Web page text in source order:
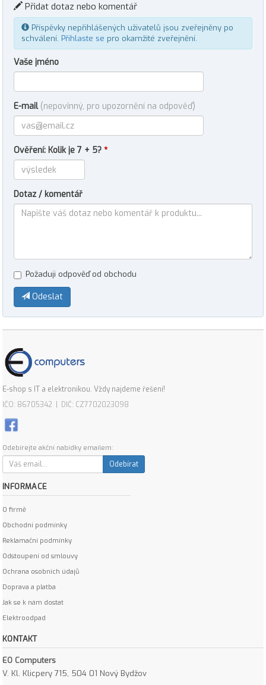
Přidat dotaz nebo komentář
Příspěvky nepřihlášených uživatelů jsou zveřejněny po
schválení. Přihlaste se pro okamžité zveřejnění.
Vaše jméno
E-mail (nepovinný, pro upozornění na odpověď)
Ověření: Kolik je 7 + 5? *
Dotaz / komentář
Požaduji odpověď od obchodu
Odeslat
E-shop s IT a elektronikou. Vždy najdeme řešení!
IČO: 86705342 | DIČ: CZ7702023098
Odebírejte akční nabídky emailem:
Odebírat
INFORMACE
O firmě
Obchodní podmínky
Reklamační podmínky
Odstoupení od smlouvy
Ochrana osobních údajů
Doprava a platba
Jak se k nám dostat
Elektroodpad
KONTAKT
EO Computers
V. Kl. Klicpery 715, 504 01 Nový Bydžov